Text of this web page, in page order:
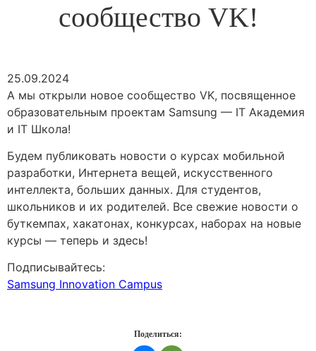
сообщество VK!
25.09.2024
А мы открыли новое сообщество VK, посвященное
образовательным проектам Samsung — IT Академия
и IT Школа!
Будем публиковать новости о курсах мобильной
разработки, Интернета вещей, искусственного
интеллекта, больших данных. Для студентов,
школьников и их родителей. Все свежие новости о
буткемпах, хакатонах, конкурсах, наборах на новые
курсы — теперь и здесь!
Подписывайтесь:
Samsung Innovation Campus
Поделиться: